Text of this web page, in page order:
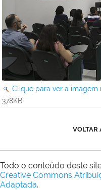
Clique para ver a imagem
378KB
VOLTAR
Todo o conteúdo deste
Creative Commons
Adaptada.